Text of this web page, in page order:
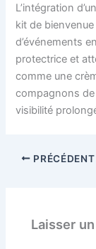
L’intégration d’un
kit de
d’événements
protectrice et
comme une
compagnons
visibilité
PRÉCÉDENT
Laisser